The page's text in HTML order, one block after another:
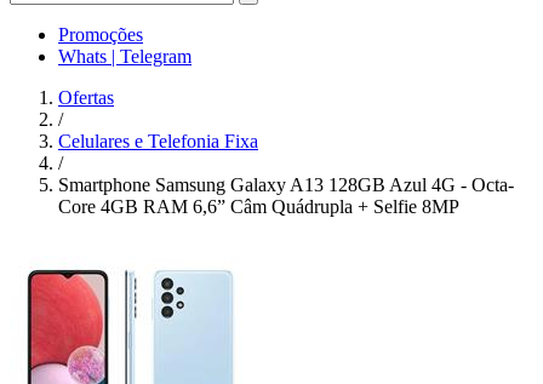
Promoções
Whats | Telegram
Ofertas
/
Celulares e Telefonia Fixa
/
Smartphone Samsung Galaxy A13 128GB Azul 4G - Octa-
Core 4GB RAM 6,6” Câm Quádrupla + Selfie 8MP